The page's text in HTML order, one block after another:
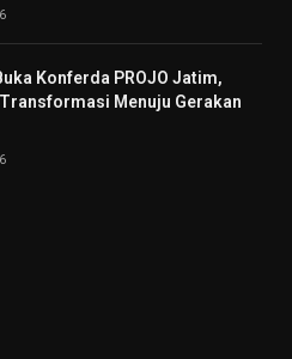
Konferda PROJO Jatim,
Menuju Gerakan